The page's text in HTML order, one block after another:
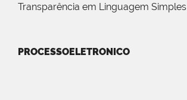
Transparência em Linguagem Simples
PROCESSOELETRONICO